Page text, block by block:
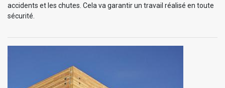
accidents et les chutes. Cela va garantir un travail réalisé en toute
sécurité.